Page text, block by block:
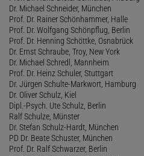
Dr. Michael Schneider, München
Prof. Dr. Rainer Schönhammer, Halle
Prof. Dr. Wolfgang Schönpflug, Berlin
Prof. Dr. Henning Schöttke, Osnabrück
Dr. Ernst Schraube, Troy, New York
Dr. Michael Schredl, Mannheim
Prof. Dr. Heinz Schuler, Stuttgart
Dr. Jürgen Schulte-Markwort, Hamburg
Dr. Oliver Schulz, Kiel
Dipl.-Psych. Ute Schulz, Berlin
Ralf Schulze, Münster
Dr. Stefan Schulz-Hardt, München
PD Dr. Beate Schuster, München
Prof. Dr. Ralf Schwarzer, Berlin